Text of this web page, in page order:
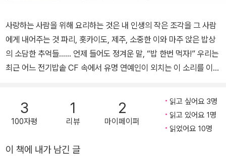
사랑하는 사람을 위해 요리하는 것은 내 인생의 작은 조각을 그 사람
에게 내어주는 것 파리, 홋카이도, 제주, 소중한 이와 마주 앉은 밥상
의 소담한 추억들…… 언제 들어도 정겨운 말, “밥 한번 먹자!” 우리는
최근 어느 전기밥솥 CF 속에서 유명 연예인이 외치는 이 소리를 이미
가버리는 인사가 되어버리기 일쑤이지만, 한국인이라면 역시 뭐니 뭐
니 해도 ‘함께 밥을 먹으며 쌓는 정’을 무시할 수는 없다. 친해지기 위
해서 가장 좋은 방법으로 우선 밥상에 마주앉아 한 끼 식사를 함께 하
소중한 사람을 위해 밥을 짓는 한 여자가 있다. 이름은 유지나. 밥을
3
100자평
1
리뷰
2
마이페이퍼
읽고 싶어요 3명
읽고 있어요 1명
읽었어요 10명
이 책에 내가 남긴 글